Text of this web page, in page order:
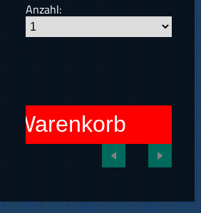
Anzahl:
Warenkorb